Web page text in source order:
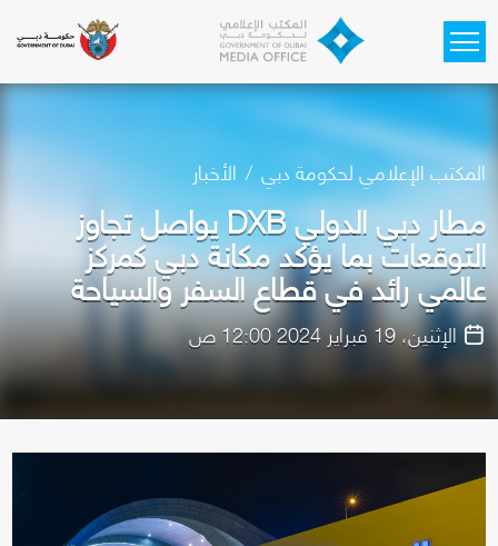
المكتب الإعلامي لحكومة دبي الأخبار
مطار دبي الدولي DXB يواصل تجاوز
التوقعات بما يؤكد مكانة دبي كمركز
عالمي رائد في قطاع السفر والسياحة
الإثنين، 19 فبراير 2024 12:00 ص